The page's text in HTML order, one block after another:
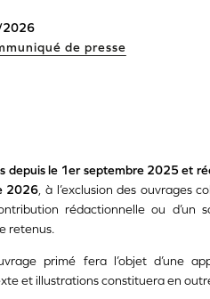
de presse
depuis le 1er septembre 2025 et
2026, à l’exclusion des ouvrages
rédactionnelle ou
retenus.
primé fera l’objet d’une
et illustrations constituera en